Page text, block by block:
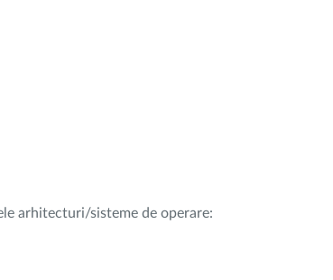
arhitecturi/sisteme de operare: